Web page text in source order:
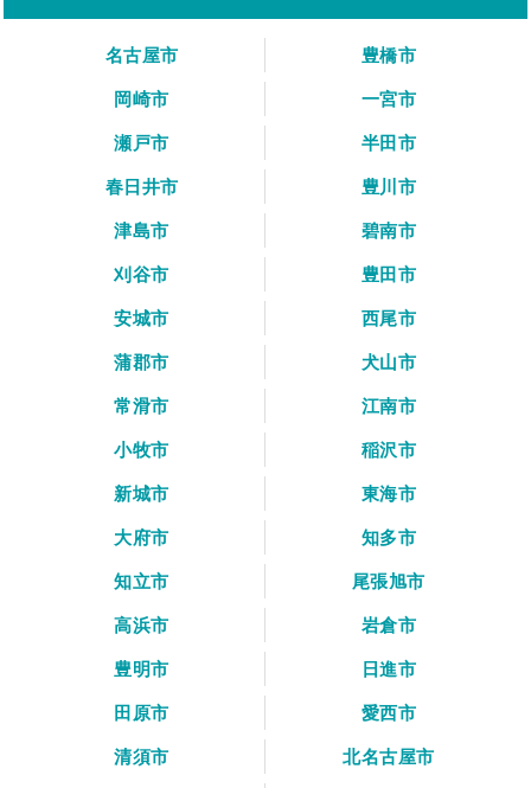
名古屋市
豊橋市
岡崎市
一宮市
瀬戸市
半田市
春日井市
豊川市
津島市
碧南市
刈谷市
豊田市
安城市
西尾市
蒲郡市
犬山市
常滑市
江南市
小牧市
稲沢市
新城市
東海市
大府市
知多市
知立市
尾張旭市
高浜市
岩倉市
豊明市
日進市
田原市
愛西市
清須市
北名古屋市